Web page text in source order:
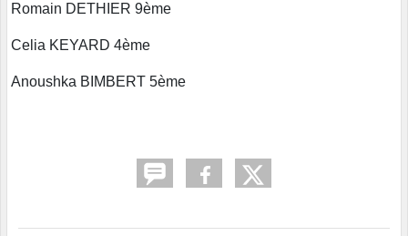
Romain DETHIER 9ème
Celia KEYARD 4ème
Anoushka BIMBERT 5ème